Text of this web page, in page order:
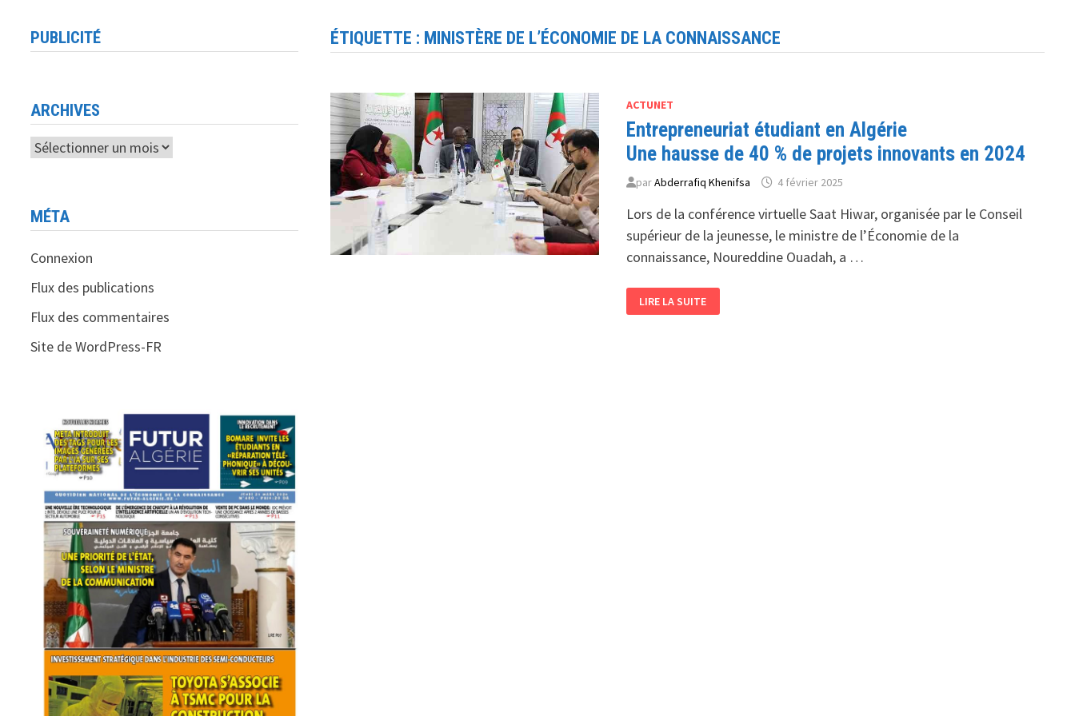
ÉTIQUETTE : MINISTÈRE DE L’ÉCONOMIE DE LA CONNAISSANCE
ACTUNET
Entrepreneuriat étudiant en Algérie
Une hausse de 40 % de projets innovants en 2024
parAbderrafiq Khenifsa 4 février 2025
Lors de la conférence virtuelle Saat Hiwar, organisée par le Conseil
supérieur de la jeunesse, le ministre de l’Économie de la
connaissance, Noureddine Ouadah, a …
ENTREPRENEURIAT
ÉTUDIANT
EN
LIRE LA SUITE
PUBLICITÉ
ARCHIVES
Archives
MÉTA
Connexion
Flux des publications
Flux des commentaires
Site de WordPress-FR